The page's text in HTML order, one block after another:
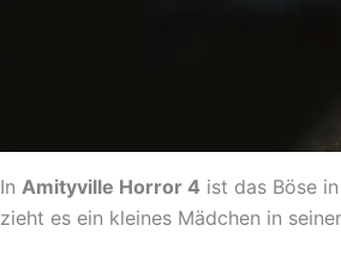
In Amityville Horror 4 ist das Böse
zieht es ein kleines Mädchen in